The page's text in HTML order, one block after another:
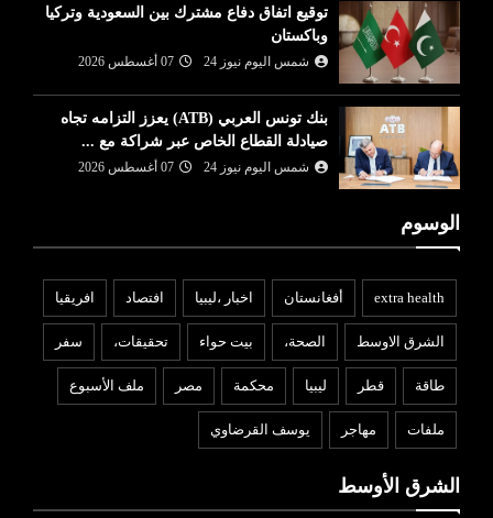
توقيع اتفاق دفاع مشترك بين السعودية وتركيا
وباكستان
شمس اليوم نيوز 24 07 أغسطس 2026
بنك تونس العربي (ATB) يعزز التزامه تجاه
صيادلة القطاع الخاص عبر شراكة مع ...
شمس اليوم نيوز 24 07 أغسطس 2026
الوسوم
extra health أفغانستان اخبار ،ليبيا افتصاد افريقيا
الشرق الاوسط الصحة، بيت حواء تحقيقات، سفر
طاقة قطر ليبيا محكمة مصر ملف الأسبوع
ملفات مهاجر يوسف القرضاوي
الشرق الأوسط